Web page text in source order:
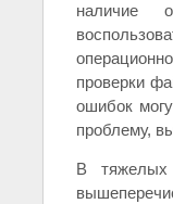
наличие
проверки
ошибок
проблему,
В тяжелых